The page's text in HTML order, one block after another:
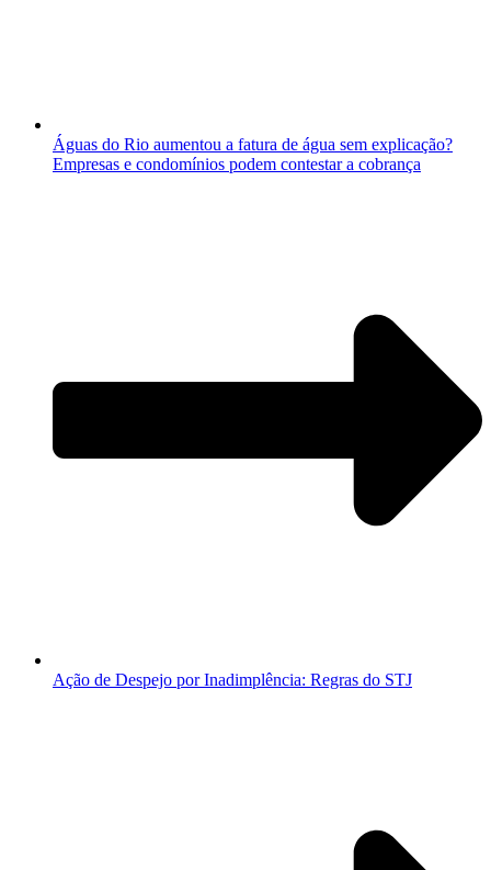
Águas do Rio aumentou a fatura de água sem explicação?
Empresas e condomínios podem contestar a cobrança
Ação de Despejo por Inadimplência: Regras do STJ